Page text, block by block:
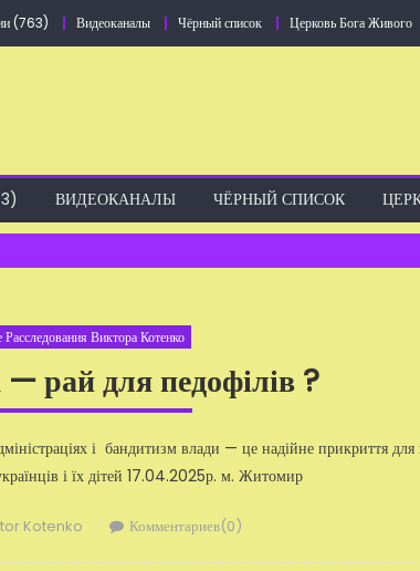
(763) Видеоканалы Чёрный список Церковь Бога Живого
ВИДЕОКАНАЛЫ ЧЁРНЫЙ СПИСОК
Виктора Котенко
рай для педофілів ?
і бандитизм влади — це надійне прикриття для
і їх дітей 17.04.2025р. м. Житомир
Kotenko Комментариев(0)